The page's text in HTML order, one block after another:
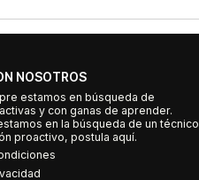
NOSOTROS
estamos en búsqueda de
y con ganas de aprender.
en la búsqueda de un técnico
proactivo, postula aquí.